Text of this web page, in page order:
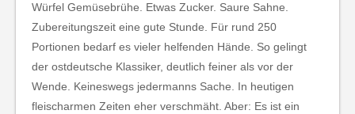
Würfel Gemüsebrühe. Etwas Zucker. Saure Sahne.
Zubereitungszeit eine gute Stunde. Für rund 250
Portionen bedarf es vieler helfenden Hände. So gelingt
der ostdeutsche Klassiker, deutlich feiner als vor der
Wende. Keineswegs jedermanns Sache. In heutigen
fleischarmen Zeiten eher verschmäht. Aber: Es ist ein